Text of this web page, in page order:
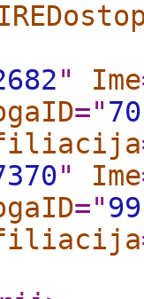
" Ime
="70
" Ime
="